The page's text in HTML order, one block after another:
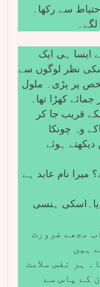
سے رکھا۔
ایسا ہی ایک
نظر لوگوں سے
پر پڑی۔ ملول
کھڑا تھا۔
قریب جا کر
وہ چونکا
دیکھتے ہوئے
میرا نام عابد ہے
ہنسی
مجھے ضرورت
ہیں
ہر نفس سلامت
کے پاس سے